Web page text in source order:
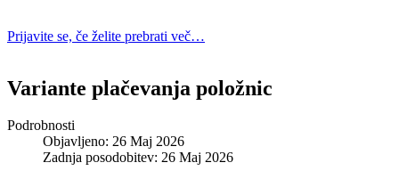
Prijavite se, če želite prebrati več…
Variante plačevanja položnic
Podrobnosti
Objavljeno: 26 Maj 2026
Zadnja posodobitev: 26 Maj 2026